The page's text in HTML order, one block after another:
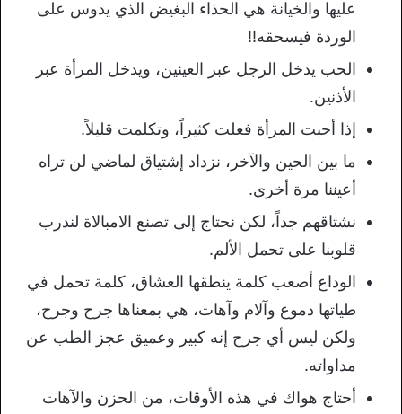
عليها والخيانة هي الحذاء البغيض الذي يدوس على
الوردة فيسحقه!!
الحب يدخل الرجل عبر العينين، ويدخل المرأة عبر
الأذنين.
إذا أحبت المرأة فعلت كثيراً، وتكلمت قليلاً.
ما بين الحين والآخر، نزداد إشتياق لماضي لن تراه
أعيننا مرة أخرى.
نشتاقهم جداً، لكن نحتاج إلى تصنع الامبالاة لندرب
قلوبنا على تحمل الألم.
الوداع أصعب كلمة ينطقها العشاق، كلمة تحمل في
طياتها دموع وآلام وآهات، هي بمعناها جرح وجرح،
ولكن ليس أي جرح إنه كبير وعميق عجز الطب عن
مداواته.
أحتاج هواك في هذه الأوقات، من الحزن والآهات